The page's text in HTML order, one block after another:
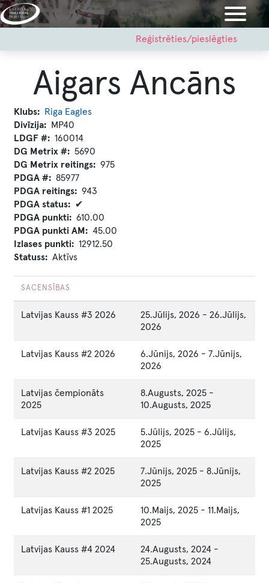
Pārlekt
uz
menu
Reģistrēties/pieslēgties
Aigars Ancāns
Klubs
Riga Eagles
Divīzija
MP40
LDGF #
160014
DG Metrix #
5690
DG Metrix reitings
975
PDGA #
85977
PDGA reitings
943
PDGA status
✔
PDGA punkti
610.00
PDGA punkti AM
45.00
Izlases punkti
12912.50
Statuss
Aktīvs
SACENSĪBAS
Latvijas Kauss #3 2026 25.Jūlijs, 2026 - 26.Jūlijs,
2026
Latvijas Kauss #2 2026 6.Jūnijs, 2026 - 7.Jūnijs,
2026
Latvijas čempionāts
2025
8.Augusts, 2025 -
10.Augusts, 2025
Latvijas Kauss #3 2025 5.Jūlijs, 2025 - 6.Jūlijs,
2025
Latvijas Kauss #2 2025 7.Jūnijs, 2025 - 8.Jūnijs,
2025
Latvijas Kauss #1 2025 10.Maijs, 2025 - 11.Maijs,
2025
Latvijas Kauss #4 2024 24.Augusts, 2024 -
25.Augusts, 2024